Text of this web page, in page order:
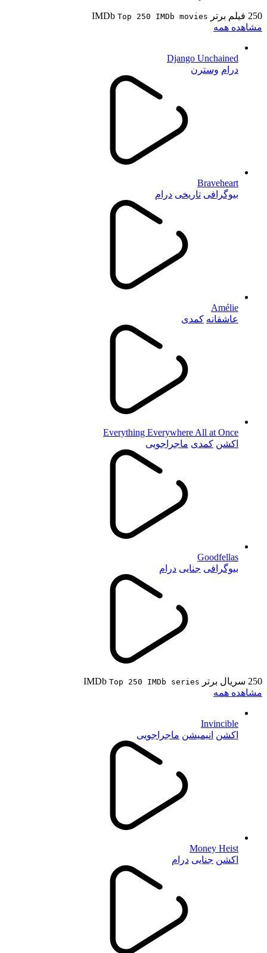
250 فیلم برتر IMDb Top 250 IMDb movies
مشاهده همه
Django Unchained
درام وسترن
Braveheart
بیوگرافی تاریخی درام
Amélie
عاشقانه کمدی
Everything Everywhere All at Once
اکشن کمدی ماجراجویی
Goodfellas
بیوگرافی جنایی درام
250 سریال برتر IMDb Top 250 IMDb series
مشاهده همه
Invincible
اکشن انیمیشن ماجراجویی
Money Heist
اکشن جنایی درام